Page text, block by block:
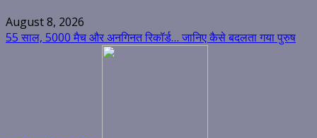
August 8, 2026
55 साल, 5000 मैच और अनगिनत रिकॉर्ड… जानिए कैसे बदलता गया पुरुष